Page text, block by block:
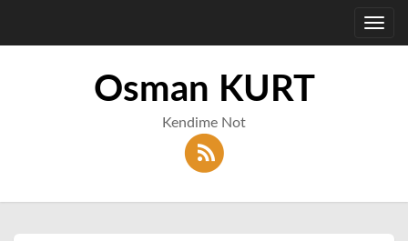
Osman KURT
Kendime Not